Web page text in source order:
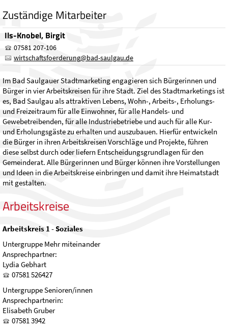
Zuständige Mitarbeiter
Ils-Knobel, Birgit
07581 207-106
wirtschaftsfoerderung@bad-saulgau.de
Im Bad Saulgauer Stadtmarketing engagieren sich Bürgerinnen und
Bürger in vier Arbeitskreisen für ihre Stadt. Ziel des Stadtmarketings ist
es, Bad Saulgau als attraktiven Lebens, Wohn-, Arbeits-, Erholungs-
und Freizeitraum für alle Einwohner, für alle Handels- und
Gewebetreibenden, für alle Industriebetriebe und auch für alle Kur-
und Erholungsgäste zu erhalten und auszubauen. Hierfür entwickeln
die Bürger in ihren Arbeitskreisen Vorschläge und Projekte, führen
diese selbst durch oder liefern Entscheidungsgrundlagen für den
Gemeinderat. Alle Bürgerinnen und Bürger können ihre Vorstellungen
und Ideen in die Arbeitskreise einbringen und damit ihre Heimatstadt
mit gestalten.
Arbeitskreise
Arbeitskreis 1 - Soziales
Untergruppe Mehr miteinander
Ansprechpartner:
Lydia Gebhart
07581 526427
Untergruppe Senioren/innen
Ansprechpartnerin:
Elisabeth Gruber
07581 3942